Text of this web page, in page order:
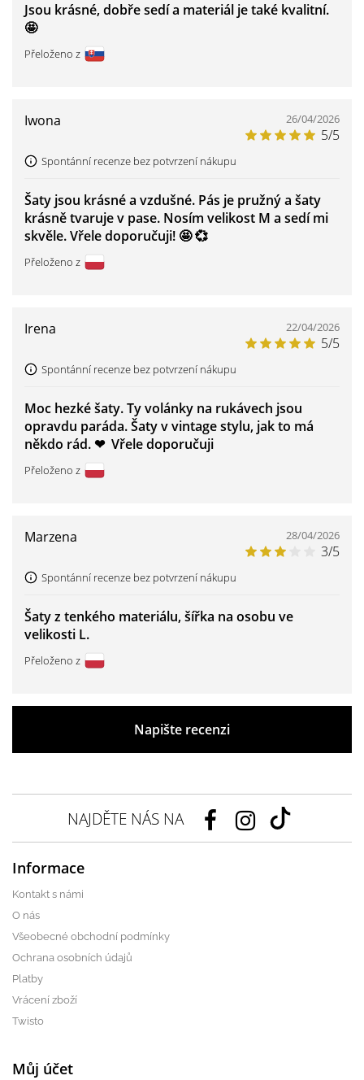
Jsou krásné, dobře sedí a materiál je také kvalitní.
🤩
Přeloženo z
Iwona 26/04/2026
5/5
Spontánní recenze bez potvrzení nákupu
Šaty jsou krásné a vzdušné. Pás je pružný a šaty
krásně tvaruje v pase. Nosím velikost M a sedí mi
skvěle. Vřele doporučuji! 🤩 💞
Přeloženo z
Irena 22/04/2026
5/5
Spontánní recenze bez potvrzení nákupu
Moc hezké šaty. Ty volánky na rukávech jsou
opravdu paráda. Šaty v vintage stylu, jak to má
někdo rád. ❤ ️ Vřele doporučuji
Přeloženo z
Marzena 28/04/2026
3/5
Spontánní recenze bez potvrzení nákupu
Šaty z tenkého materiálu, šířka na osobu ve
velikosti L.
Přeloženo z
Napište recenzi
NAJDĚTE NÁS NA
Informace
Kontakt s námi
O nás
Všeobecné obchodní podmínky
Ochrana osobních údajů
Platby
Vrácení zboží
Twisto
Můj účet